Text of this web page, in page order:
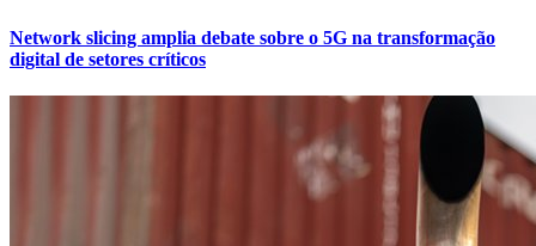
Network slicing amplia debate sobre o 5G na transformação
digital de setores críticos